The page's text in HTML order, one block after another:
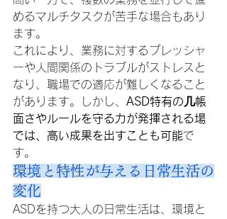
めるマルチタスクが苦手な場合もあり
ます。
これにより、業務に対するプレッシャ
ーや人間関係のトラブルがストレスと
なり、職場での適応が難しくなること
があります。しかし、 ASD特有の几帳
面さやルールを守る力が発揮される場
では、高い成果を出すことも可能で
す。
環境と特性が与える日常生活の
変化
ASDを持つ大人の日常生活は、環境と